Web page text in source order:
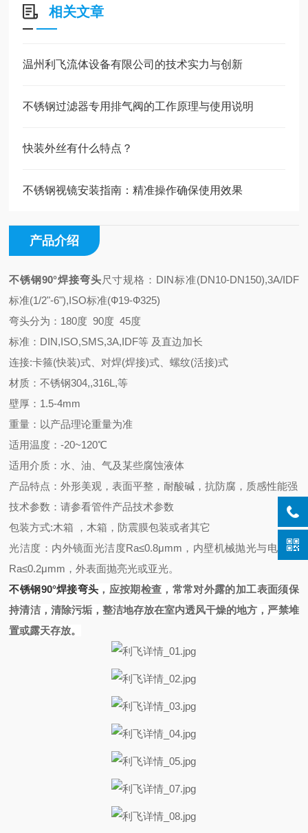
相关文章
温州利飞流体设备有限公司的技术实力与创新
不锈钢过滤器专用排气阀的工作原理与使用说明
快装外丝有什么特点？
不锈钢视镜安装指南：精准操作确保使用效果
产品介绍
不锈钢90°焊接弯头尺寸规格：DIN标准(DN10-DN150),3A/IDF
标准(1/2"-6"),ISO标准(Ф19-Ф325)
弯头分为：180度 90度 45度
标准：DIN,ISO,SMS,3A,IDF等 及直边加长
连接:卡箍(快装)式、对焊(焊接)式、螺纹(活接)式
材质：不锈钢304,,316L,等
壁厚：1.5-4mm
重量：以产品理论重量为准
适用温度：-20~120℃
适用介质：水、油、气及某些腐蚀液体
产品特点：外形美观，表面平整，耐酸碱，抗防腐，质感性能强
技术参数：请参看管件产品技术参数
包装方式:木箱 ，木箱，防震膜包装或者其它
光洁度：内外镜面光洁度Ra≤0.8μmm，内壁机械抛光与电抛光
Ra≤0.2μmm，外表面抛亮光或亚光。
不锈钢90°焊接弯头 ，应按期检查，常常对外露的加工表面须保
持清洁，清除污垢，整洁地存放在室内透风干燥的地方，严禁堆
置或露天存放。